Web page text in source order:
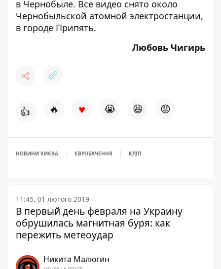
в Чернобыле. Все видео снято около
Чернобыльской атомной электростанции,
в городе Припять.
Любовь Чигирь
👍 🔥 ♥ 😭 😆 😡
НОВИНИ КИЄВА ЄВРОБАЧЕННЯ КЛІП
11:45, 01 лютого 2019
В первый день февраля на Украину
обрушилась магнитная буря: как
пережить метеоудар
Никита Малюгин